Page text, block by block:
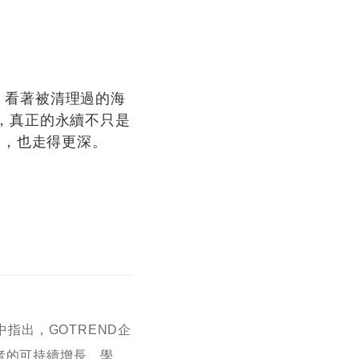
著被清理過的海
真正的永續不只是
也走得更深。
指出，GOTREND企
的可持續增長、學